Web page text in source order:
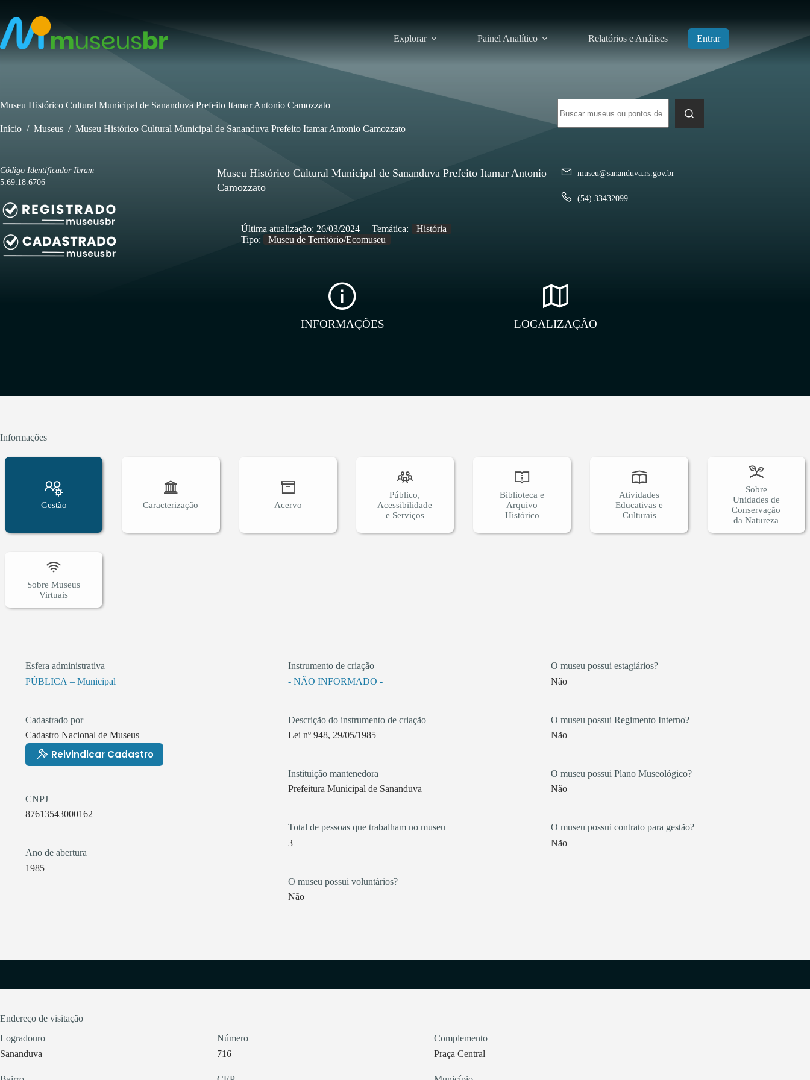
para
conteúdo
Explorar Painel Analítico Relatórios e Análises Entrar
resultados
Museu Histórico Cultural Municipal de Sananduva Prefeito Itamar Antonio Camozzato
Início / Museus / Museu Histórico Cultural Municipal de Sananduva Prefeito Itamar Antonio Camozzato
Código Identificador Ibram
5.69.18.6706
museu@sananduva.rs.gov.br
(54) 33432099
Museu Histórico Cultural Municipal de Sananduva Prefeito Itamar Antonio
Camozzato
Última atualização: 26/03/2024 Temática:
História
Tipo:
Museu de Território/Ecomuseu
INFORMAÇÕES LOCALIZAÇÃO
Informações
Gestão
Esfera administrativa
PÚBLICA – Municipal
Cadastrado por
Cadastro Nacional de Museus
Reivindicar Cadastro
CNPJ
87613543000162
Ano de abertura
1985
Instrumento de criação
- NÃO INFORMADO -
Descrição do instrumento de criação
Lei nº 948, 29/05/1985
Instituição mantenedora
Prefeitura Municipal de Sananduva
Total de pessoas que trabalham no museu
3
O museu possui voluntários?
Não
O museu possui estagiários?
Não
O museu possui Regimento Interno?
Não
O museu possui Plano Museológico?
Não
O museu possui contrato para gestão?
Não
Caracterização Acervo
Público,
Acessibilidade
e Serviços
Biblioteca e
Arquivo
Histórico
Atividades
Educativas e
Culturais
Sobre
Unidades de
Conservação
da Natureza
Sobre Museus
Virtuais
Endereço de visitação
Logradouro
Sananduva
Número
716
Complemento
Praça Central